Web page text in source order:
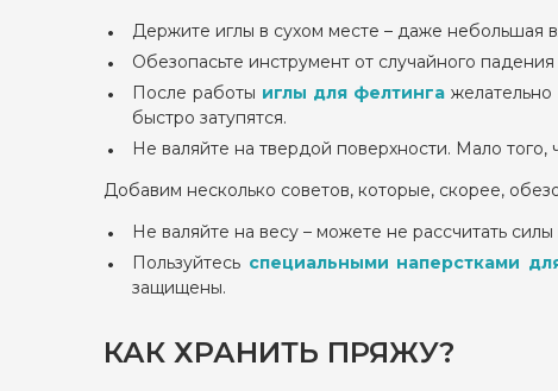
Держите иглы в сухом месте – даже небольшая
Обезопасьте инструмент от случайного
После работы иглы для фелтингажелательно
быстро затупятся.
Не валяйте на твердой поверхности. Мало
Добавим несколько советов, которые, скорее,
Не валяйте на весу – можете не рассчитать
Пользуйтесь специальными наперстками
защищены.
КАК ХРАНИТЬ ПРЯЖУ?